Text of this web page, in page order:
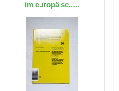
im europäisc..…